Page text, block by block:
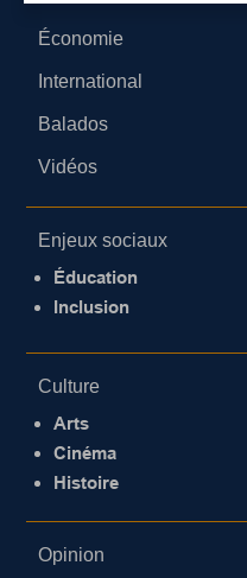
Économie
International
Balados
Vidéos
Enjeux sociaux
Éducation
Inclusion
Culture
Arts
Cinéma
Histoire
Opinion